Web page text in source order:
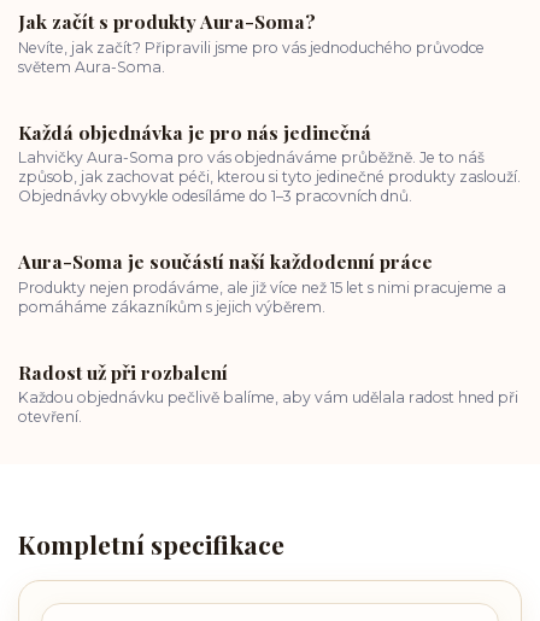
Jak začít s produkty Aura-Soma?
Nevíte, jak začít? Připravili jsme pro vás jednoduchého průvodce
světem Aura-Soma.
Každá objednávka je pro nás jedinečná
Lahvičky Aura-Soma pro vás objednáváme průběžně. Je to náš
způsob, jak zachovat péči, kterou si tyto jedinečné produkty zaslouží.
Objednávky obvykle odesíláme do 1–3 pracovních dnů.
Aura-Soma je součástí naší každodenní práce
Produkty nejen prodáváme, ale již více než 15 let s nimi pracujeme a
pomáháme zákazníkům s jejich výběrem.
Radost už při rozbalení
Každou objednávku pečlivě balíme, aby vám udělala radost hned při
otevření.
Kompletní specifikace